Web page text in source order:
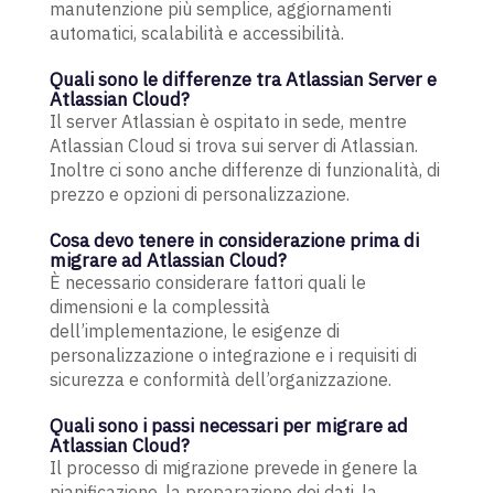
manutenzione più semplice, aggiornamenti
automatici, scalabilità e accessibilità.
Quali sono le differenze tra Atlassian Server e
Atlassian Cloud?
Il server Atlassian è ospitato in sede, mentre
Atlassian Cloud si trova sui server di Atlassian.
Inoltre ci sono anche differenze di funzionalità, di
prezzo e opzioni di personalizzazione.
Cosa devo tenere in considerazione prima di
migrare ad Atlassian Cloud?
È necessario considerare fattori quali le
dimensioni e la complessità
dell’implementazione, le esigenze di
personalizzazione o integrazione e i requisiti di
sicurezza e conformità dell’organizzazione.
Quali sono i passi necessari per migrare ad
Atlassian Cloud?
Il processo di migrazione prevede in genere la